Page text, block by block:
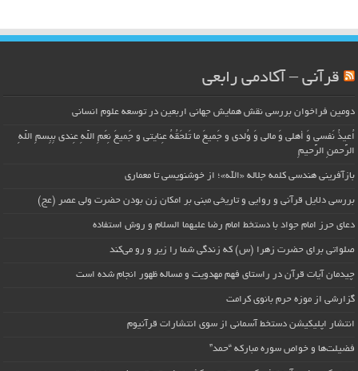
قرآنی – آکادمی رابعی
دومین فراخوان بررسی نقش همایش جهانی اربعین در توسعه علوم انسانی
اُعیذُ نَفسی وَ أهلی وَ مالی وَ وُلدی و جَمیعَ ما تَلحَقُهُ عِنایتی و جَمیعَ نِعَمِ اللّهِ عِندی بِبِسمِ اللّهِ
الرَّحمنِ الرَّحیمِ
بازآفرینی هندسی کلمه جلاله «الله»؛ از خوشنویسی تا معماری
بررسی دلایل قرآنی و روایی و تاریخی مبنی بر امکان زن بودن حضرت ولی عصر (عج)
دعای حرز امام جواد با دستخط امام رضا علیهما السلام و روش استفاده
صلواتی برای حضرت زهرا (س) که زندگی شما را زیر و رو می‌کند
چیدمان آیات قرآن در راستای فهم مهدویت و مساله ظهور انجام شده است
گزارشی از موزه حرم بانوی کرامت
انتشار اپلیکیشن دستخط آسمانی از سوی انتشارات قرآنیوم
فضیلت‌ها و خواص سوره مبارکه “حمد”